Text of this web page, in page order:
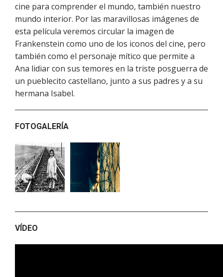
cine para comprender el mundo, también nuestro
mundo interior. Por las maravillosas imágenes de
esta película veremos circular la imagen de
Frankenstein como uno de los iconos del cine, pero
también como el personaje mítico que permite a
Ana lidiar con sus temores en la triste posguerra de
un pueblecito castellano, junto a sus padres y a su
hermana Isabel.
FOTOGALERÍA
VÍDEO